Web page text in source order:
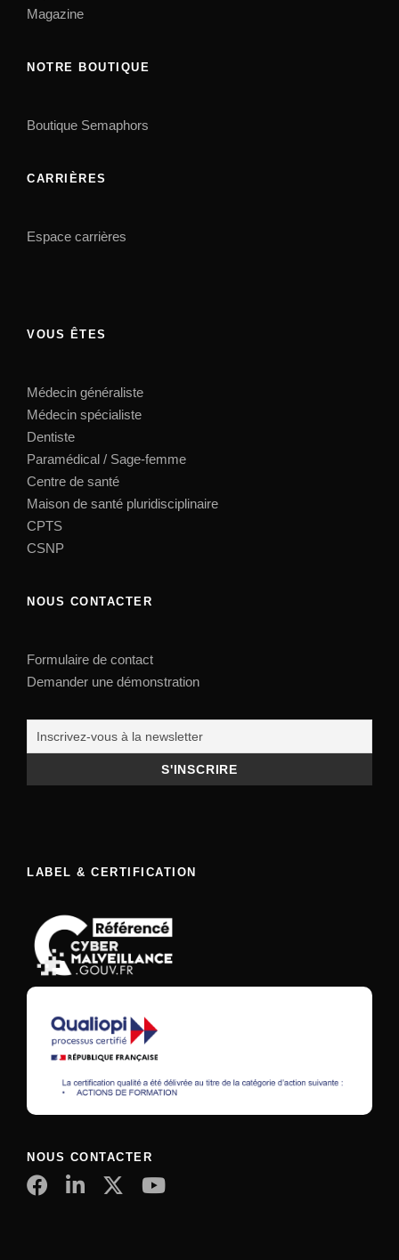
Magazine
NOTRE BOUTIQUE
Boutique Semaphors
CARRIÈRES
Espace carrières
VOUS ÊTES
Médecin généraliste
Médecin spécialiste
Dentiste
Paramédical / Sage-femme
Centre de santé
Maison de santé pluridisciplinaire
CPTS
CSNP
NOUS CONTACTER
Formulaire de contact
Demander une démonstration
LABEL & CERTIFICATION
NOUS CONTACTER